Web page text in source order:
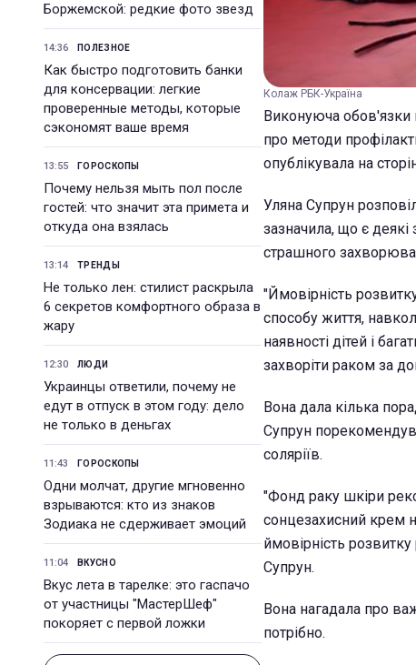
Боржемской: редкие фото звезд
14:36 ПОЛЕЗНОЕ
Как быстро подготовить банки
для консервации: легкие
проверенные методы, которые
сэкономят ваше время
13:55 ГОРОСКОПЫ
Почему нельзя мыть пол после
гостей: что значит эта примета и
откуда она взялась
13:14 ТРЕНДЫ
Не только лен: стилист раскрыла
6 секретов комфортного образа в
жару
12:30 ЛЮДИ
Украинцы ответили, почему не
едут в отпуск в этом году: дело
не только в деньгах
11:43 ГОРОСКОПЫ
Одни молчат, другие мгновенно
взрываются: кто из знаков
Зодиака не сдерживает эмоций
11:04 ВКУСНО
Вкус лета в тарелке: это гаспачо
от участницы "МастерШеф"
покоряет с первой ложки
Колаж РБК-Україна
Виконуюча обов'язки
про методи
опублікувала на
Уляна Супрун
зазначила, що є
страшного
"Ймовірність
способу життя,
наявності дітей і
захворіти раком за
Вона дала кілька
Супрун
соляріїв.
"Фонд раку шкіри
сонцезахисний крем
ймовірність
Супрун.
Вона нагадала про
потрібно.